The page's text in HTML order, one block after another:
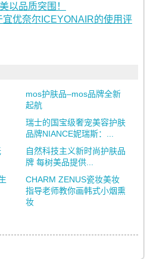
以品质突围！
优奈尔ICEYONAIR的使用评
mos护肤品–mos品牌全新
起航
瑞士的国宝级奢宠美容护肤
品牌NIANCE妮瑞斯：...
自然科技主义新时尚护肤品
牌 每树美品提供...
CHARM ZENUS瓷妆美妆
指导老师教你画韩式小烟熏
妆